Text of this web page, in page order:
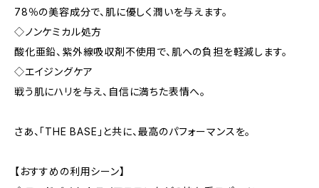
78％の美容成分で、肌に優しく潤いを与えます。
◇ノンケミカル処方
酸化亜鉛、紫外線吸収剤不使用で、肌への負担を軽減します。
◇エイジングケア
戦う肌にハリを与え、自信に満ちた表情へ。
さあ、「THE BASE」と共に、最高のパフォーマンスを。
【おすすめの利用シーン】